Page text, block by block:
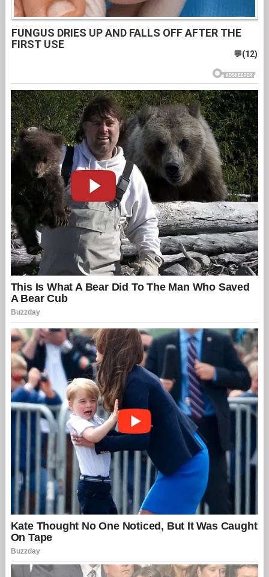
FUNGUS DRIES UP AND FALLS OFF AFTER THE
FIRST USE